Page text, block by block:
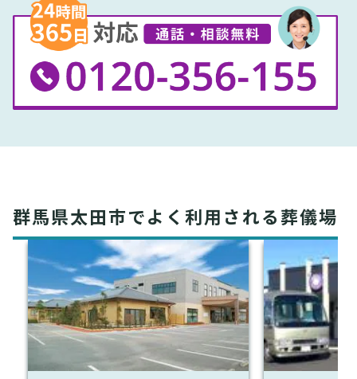
群馬県太田市でよく利用される葬儀場